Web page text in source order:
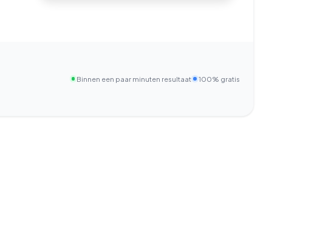
Binnen een paar minuten resultaat 100% gratis